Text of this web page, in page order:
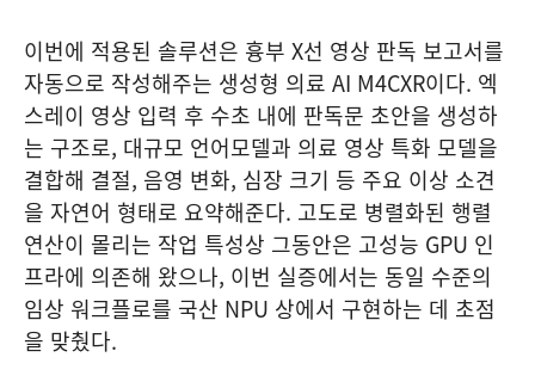
이번에 적용된 솔루션은 흉부 X선 영상 판독 보고서를
자동으로 작성해주는 생성형 의료 AI M4CXR이다. 엑
스레이 영상 입력 후 수초 내에 판독문 초안을 생성하
는 구조로, 대규모 언어모델과 의료 영상 특화 모델을
결합해 결절, 음영 변화, 심장 크기 등 주요 이상 소견
을 자연어 형태로 요약해준다. 고도로 병렬화된 행렬
연산이 몰리는 작업 특성상 그동안은 고성능 GPU 인
프라에 의존해 왔으나, 이번 실증에서는 동일 수준의
임상 워크플로를 국산 NPU 상에서 구현하는 데 초점
을 맞췄다.